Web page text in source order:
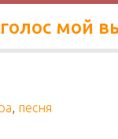
мой
, песня